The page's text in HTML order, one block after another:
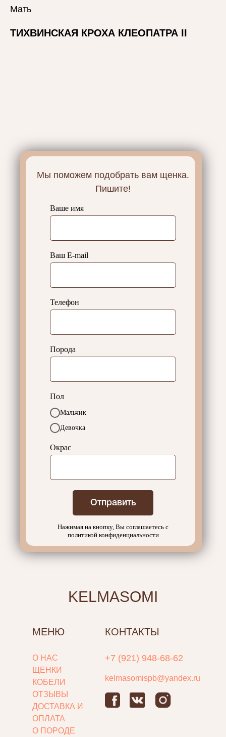
Мать
ТИХВИНСКАЯ КРОХА КЛЕОПАТРА II
Мы поможем подобрать вам щенка.
Пишите!
Ваше имя
Ваш E-mail
Телефон
Порода
Пол
Мальчик
Девочка
Окрас
Отправить
Нажимая на кнопку, Вы соглашаетесь с
политикой конфиденциальности
KELMASOMI
МЕНЮ КОНТАКТЫ
+7 (921) 948-68-62
kelmasomispb@yandex.ru
О НАС
ЩЕНКИ
КОБЕЛИ
ОТЗЫВЫ
ДОСТАВКА И
ОПЛАТА
О ПОРОДЕ